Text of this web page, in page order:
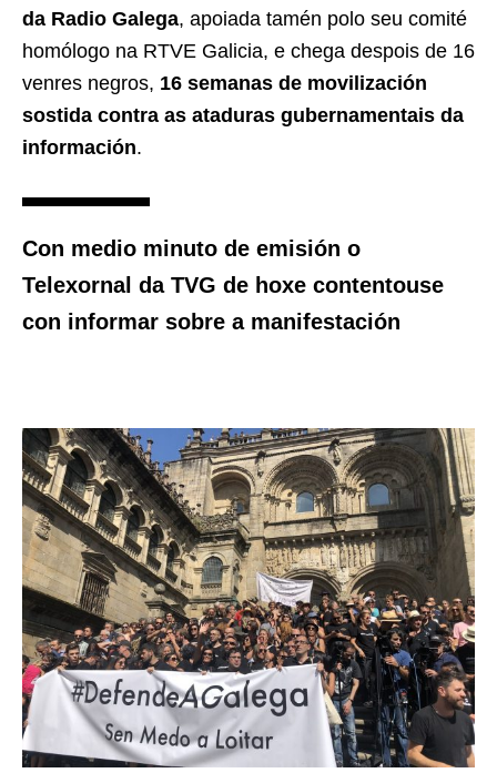
da Radio Galega, apoiada tamén polo seu comité
homólogo na RTVE Galicia, e chega despois de 16
venres negros, 16 semanas de movilización
sostida contra as ataduras gubernamentais da
información.
Con medio minuto de emisión o
Telexornal da TVG de hoxe contentouse
con informar sobre a manifestación